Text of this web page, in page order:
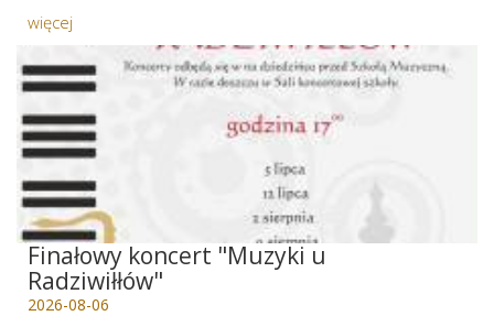
więcej
Finałowy koncert "Muzyki u
Radziwiłłów"
2026-08-06